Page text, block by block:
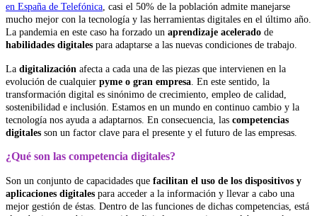
en España de Telefónica , casi el 50% de la población admite manejarse
mucho mejor con la tecnología y las herramientas digitales en el último año.
La pandemia en este caso ha forzado un aprendizaje acelerado de
habilidades digitales para adaptarse a las nuevas condiciones de trabajo.
La digitalización afecta a cada una de las piezas que intervienen en la
evolución de cualquier pyme o gran empresa . En este sentido, la
transformación digital es sinónimo de crecimiento, empleo de calidad,
sostenibilidad e inclusión. Estamos en un mundo en continuo cambio y la
tecnología nos ayuda a adaptarnos. En consecuencia, las competencias
digitales son un factor clave para el presente y el futuro de las empresas.
¿Qué son las competencia digitales?
Son un conjunto de capacidades que facilitan el uso de los dispositivos y
aplicaciones digitales para acceder a la información y llevar a cabo una
mejor gestión de éstas. Dentro de las funciones de dichas competencias, está